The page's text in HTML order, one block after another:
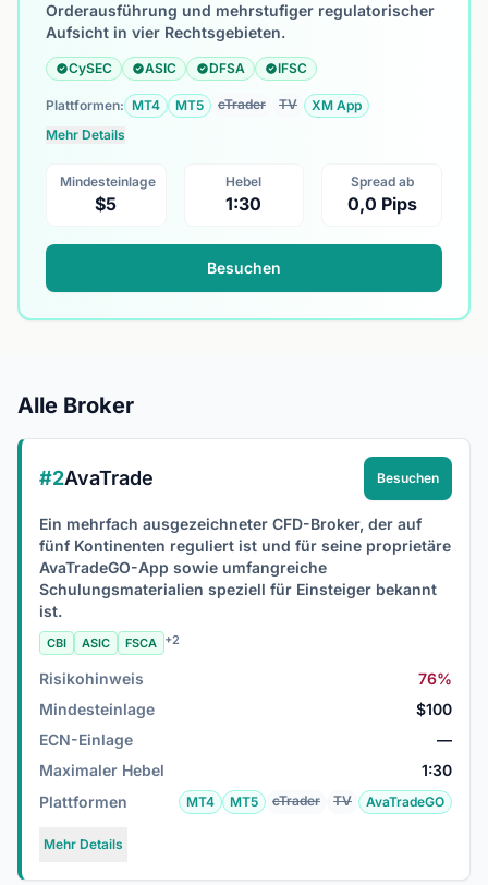
Orderausführung und mehrstufiger regulatorischer
Aufsicht in vier Rechtsgebieten.
CySEC ASIC DFSA IFSC
Plattformen: MT4 MT5 cTrader TV
XM App
Mehr Details
Mindesteinlage
$5
Hebel
1:30
Spread ab
0,0 Pips
Besuchen
Alle Broker
#2AvaTrade Besuchen
Ein mehrfach ausgezeichneter CFD-Broker, der auf
fünf Kontinenten reguliert ist und für seine proprietäre
AvaTradeGO-App sowie umfangreiche
Schulungsmaterialien speziell für Einsteiger bekannt
ist.
CBI ASIC FSCA +2
Risikohinweis
76%
Mindesteinlage
$100
ECN-Einlage
—
Maximaler Hebel
1:30
Plattformen
MT4 MT5 cTrader TV AvaTradeGO
Mehr Details